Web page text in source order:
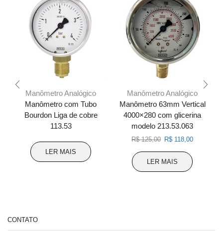
Manômetro Analógico
Manômetro com Tubo
Bourdon Liga de cobre
113.53
LER MAIS
Manômetro Analógico
Manômetro 63mm Vertical
4000×280 com glicerina
modelo 213.53.063
R$125,00 O
original
R$ 118,00O
LER MAIS
CONTATO